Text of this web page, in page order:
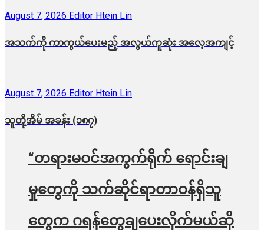
August 7, 2026 Editor Htein Lin
အသက်ကို ကာကွယ်ပေးမည့် အလွယ်ကူဆုံး အလေ့အကျင့်
August 7, 2026 Editor Htein Lin
သူတို့အိမ် အခန်း (၁၈၇)
“တရားမဝင်အကွက်ရိုက် ရောင်းချ
မှုတွေကို သက်ဆိုင်ရာတာဝန်ရှိသူ
တွေက ဂရန်တွေချပေးလိုက်မယ်ဆို